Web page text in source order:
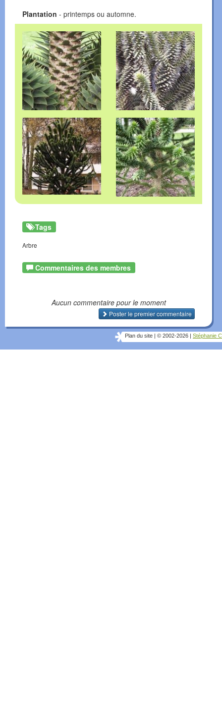
Plantation - printemps ou automne.
Tags
Arbre
Commentaires des membres
Aucun commentaire pour le moment
Poster le premier commentaire
Plan du site © 2002-2026 Stéphanie C